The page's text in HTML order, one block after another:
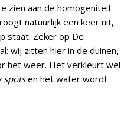
zien aan de homogeniteit
natuurlijk een keer uit,
staat. Zeker op De
wij zitten hier in de duinen,
het weer. Het verkleurt wel
spotsen het water wordt